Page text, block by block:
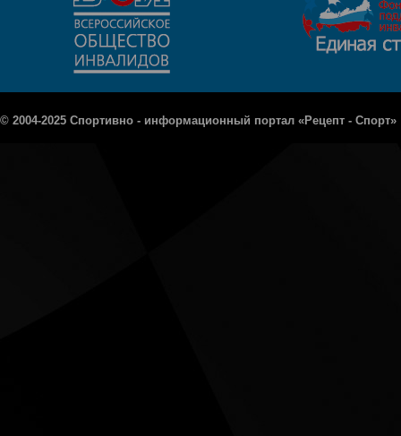
© 2004-2025 Спортивно - информационный портал «Рецепт - Спорт»